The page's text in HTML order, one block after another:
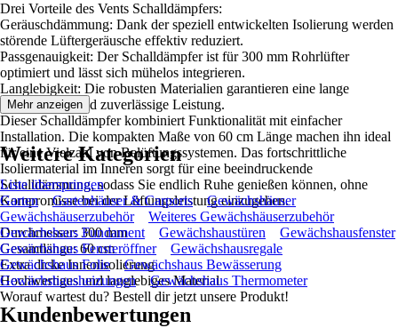
Drei Vorteile des Vents Schalldämpfers:
Geräuschdämmung: Dank der speziell entwickelten Isolierung werden
störende Lüftergeräusche effektiv reduziert.
Passgenauigkeit: Der Schalldämpfer ist für 300 mm Rohrlüfter
optimiert und lässt sich mühelos integrieren.
Langlebigkeit: Die robusten Materialien garantieren eine lange
Lebensdauer und zuverlässige Leistung.
Dieser Schalldämpfer kombiniert Funktionalität mit einfacher
Installation. Die kompakten Maße von 60 cm Länge machen ihn ideal
für eine Vielzahl von Belüftungssystemen. Das fortschrittliche
Isoliermaterial im Inneren sorgt für eine beeindruckende
Schalldämmung, sodass Sie endlich Ruhe genießen können, ohne
Kompromisse bei der Lüftungsleistung einzugehen.
Durchmesser: 300 mm
Gesamtlänge: 60 cm
Extra dicke Innenisolierung
Hochwertiges und langlebiges Material
Worauf wartest du? Bestell dir jetzt unsere Produkt!
Mehr anzeigen
Weitere Kategorien
Liste überspringen
Garten
Gartenhäuser & Carports
Gewächshäuser
Gewächshäuserzubehör
Weiteres Gewächshäuserzubehör
Gewächshaus Fundament
Gewächshaustüren
Gewächshausfenster
Gewächshaus Fensteröffner
Gewächshausregale
Gewächshaus Folie
Gewächshaus Bewässerung
Gewächshausheizungen
Gewächshaus Thermometer
Kundenbewertungen